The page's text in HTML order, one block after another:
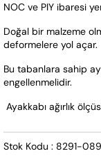
NOC ve PIY ibaresi
Doğal bir malzeme
deformelere yol açar.
Bu tabanlara sahip
engellenmelidir.
Ayakkabı ağırlık
Stok Kodu : 8291-